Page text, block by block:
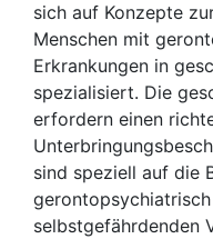
sich auf Konzepte
Menschen mit
Erkrankungen in
spezialisiert. Die
erfordern einen
sind speziell auf die
selbstgefährdenden